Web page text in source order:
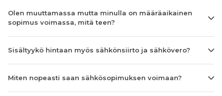
Olen muuttamassa mutta minulla on määräaikainen
sopimus voimassa, mitä teen?
Sisältyykö hintaan myös sähkönsiirto ja sähkövero?
Miten nopeasti saan sähkösopimuksen voimaan?